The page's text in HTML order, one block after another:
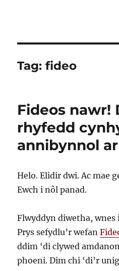
Tag:fideo
Fideos nawr!
rhyfedd
annibynnol
Helo. Elidir dwi. Ac mae
Ewch i nôl panad.
Flwyddyn diwetha,
Prys sefydlu’r wefan
ddim ‘di clywed
phoeni. Dim chi ‘di’r